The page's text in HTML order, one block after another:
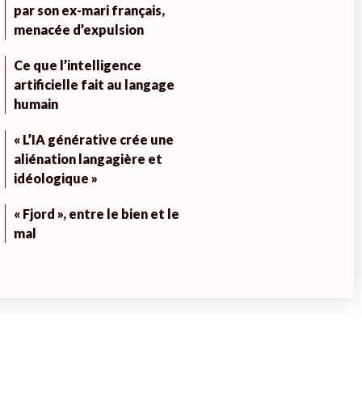
par son ex-mari français,
menacée d’expulsion
Ce que l’intelligence
artificielle fait au langage
humain
« L’IA générative crée une
aliénation langagière et
idéologique »
« Fjord », entre le bien et le
mal